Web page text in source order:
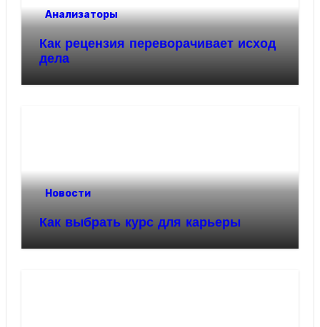
Анализаторы
Как рецензия переворачивает исход
дела
Новости
Как выбрать курс для карьеры